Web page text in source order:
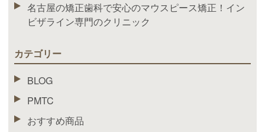
名古屋の矯正歯科で安心のマウスピース矯正！イン
ビザライン専門のクリニック
カテゴリー
BLOG
PMTC
おすすめ商品